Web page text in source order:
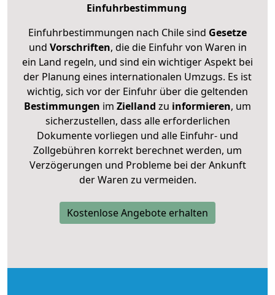
Einfuhrbestimmung
Einfuhrbestimmungen nach Chile sind Gesetze
und Vorschriften, die die Einfuhr von Waren in
ein Land regeln, und sind ein wichtiger Aspekt bei
der Planung eines internationalen Umzugs. Es ist
wichtig, sich vor der Einfuhr über die geltenden
Bestimmungen im Zielland zu informieren, um
sicherzustellen, dass alle erforderlichen
Dokumente vorliegen und alle Einfuhr- und
Zollgebühren korrekt berechnet werden, um
Verzögerungen und Probleme bei der Ankunft
der Waren zu vermeiden.
Kostenlose Angebote erhalten